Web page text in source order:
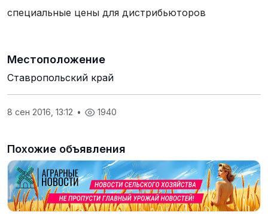
специальные цены для дистрибьюторов
Местоположение
Ставропольский край
8 сен 2016, 13:12 • 1940
Похожие объявления